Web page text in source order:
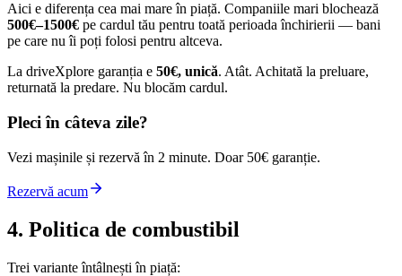
Aici e diferența cea mai mare în piață. Companiile mari blochează
500€–1500€ pe cardul tău pentru toată perioada închirierii — bani
pe care nu îi poți folosi pentru altceva.
La driveXplore garanția e 50€, unică. Atât. Achitată la preluare,
returnată la predare. Nu blocăm cardul.
Pleci în câteva zile?
Vezi mașinile și rezervă în 2 minute. Doar 50€ garanție.
Rezervă acum
4. Politica de combustibil
Trei variante întâlnești în piață: